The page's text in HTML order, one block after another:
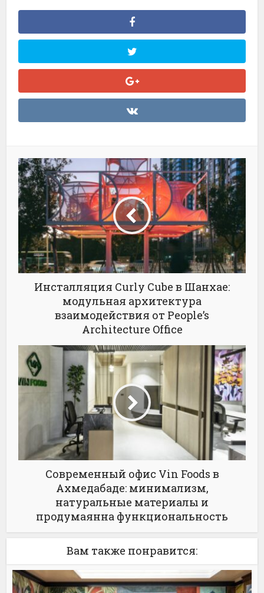
Инсталляция Curly Cube в Шанхае:
модульная архитектура
взаимодействия от People’s
Architecture Office
Современный офис Vin Foods в
Ахмедабаде: минимализм,
натуральные материалы и
продумаянна функциональность
Вам также понравится: